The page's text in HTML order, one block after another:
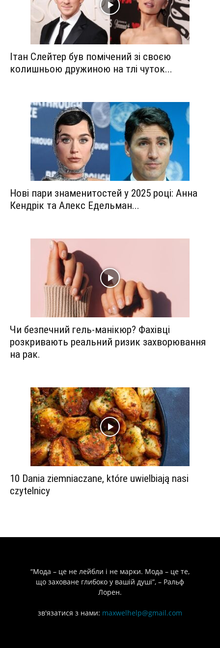
Ітан Слейтер був помічений зі своєю
колишньою дружиною на тлі чуток...
Нові пари знаменитостей у 2025 році: Анна
Кендрік та Алекс Едельман...
Чи безпечний гель-манікюр? Фахівці
розкривають реальний ризик захворювання
на рак.
10 Dania ziemniaczane, które uwielbiają nasi
czytelnicy
“Мода – це не лейбли і не марки. Мода – це те,
що заховане глибоко у вашій душі”, – Ральф
Лорен.
зв'язатися з нами: maxwelhelp@gmail.com